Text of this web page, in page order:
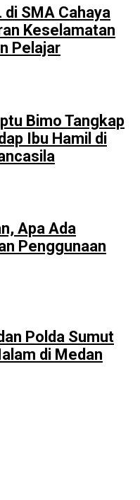
di SMA Cahaya
Keselamatan
Pelajar
Bimo Tangkap
Ibu Hamil di
Apa Ada
Penggunaan
Polda Sumut
di Medan